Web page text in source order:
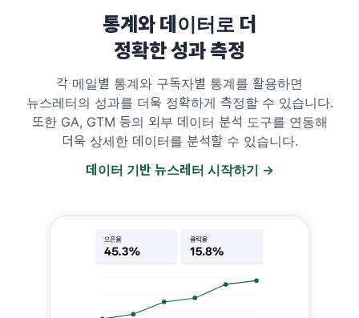
통계와 데이터로 더
정확한 성과 측정
각 메일별 통계와 구독자별 통계를 활용하면
뉴스레터의 성과를 더욱 정확하게 측정할 수 있습니다.
또한 GA, GTM 등의 외부 데이터 분석 도구를 연동해
더욱 상세한 데이터를 분석할 수 있습니다.
데이터 기반 뉴스레터 시작하기 →